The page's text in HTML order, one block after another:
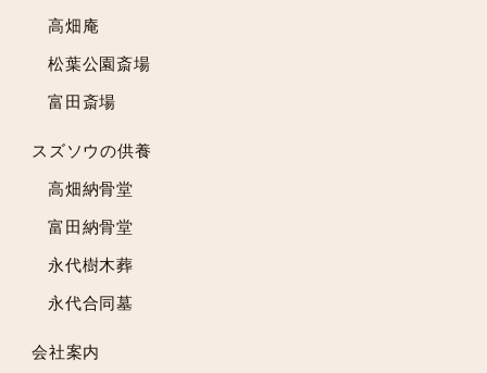
2023年1月
2022年11月
2022年10月
2022年8月
2022年7月
2022年6月
2022年3月
高畑庵
松葉公園斎場
富田斎場
スズソウの供養
高畑納骨堂
富田納骨堂
永代樹木葬
永代合同墓
会社案内